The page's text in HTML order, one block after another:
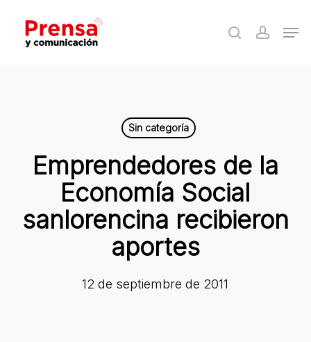
main
search
Sin categoría
Emprendedores de la
Economía Social
sanlorencina recibieron
aportes
12 de septiembre de 2011